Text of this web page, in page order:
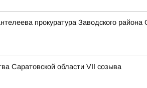
прокуратура Заводского
Саратовской области VII созыва